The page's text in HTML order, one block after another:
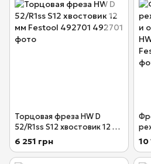
Торцовая фреза HW D
52/R1ss S12 хвостовик 12 мм
Festool 492701
6 251 грн
R
10